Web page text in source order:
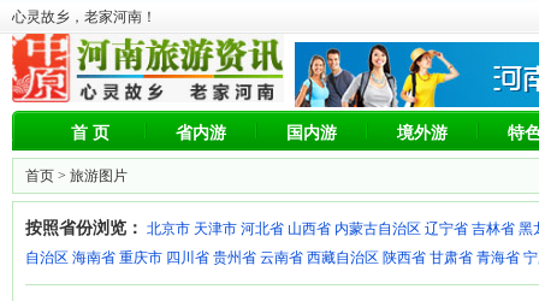
心灵故乡，老家河南！
首 页 省内游 国内游 境外游 特
首页 > 旅游图片
按照省份浏览： 北京市 天津市 河北省 山西省 内蒙古自治区 辽宁省 吉林省 黑
自治区 海南省 重庆市 四川省 贵州省 云南省 西藏自治区 陕西省 甘肃省 青海省